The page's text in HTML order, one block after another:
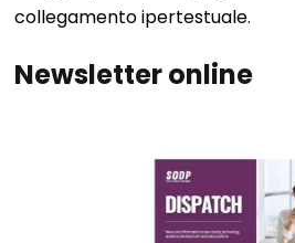
collegamento ipertestuale.
Newsletter online